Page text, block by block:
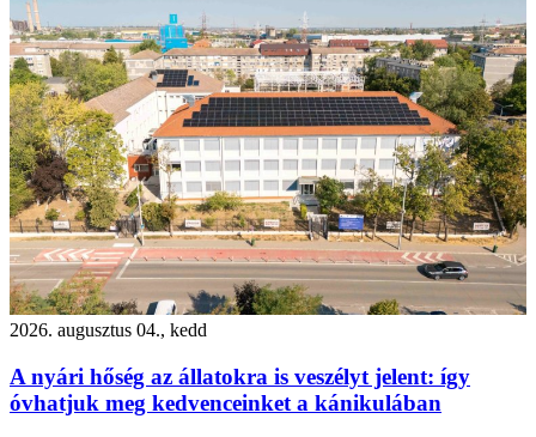
2026. augusztus 04., kedd
A nyári hőség az állatokra is veszélyt jelent: így
óvhatjuk meg kedvenceinket a kánikulában